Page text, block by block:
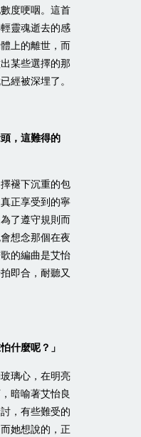
度哽咽。這首
靈魂逝去的感
上的離世，而
某些選擇的那
經被深埋了。
，這難得的
褪下沉重的包
正享受到的寧
了遵守規則而
想念那個在夜
的編曲是艾怡
即合，耐聽又
什麼呢？」
璃心，在明亮
暗喻著艾怡良
，有些難受的
她想說的，正